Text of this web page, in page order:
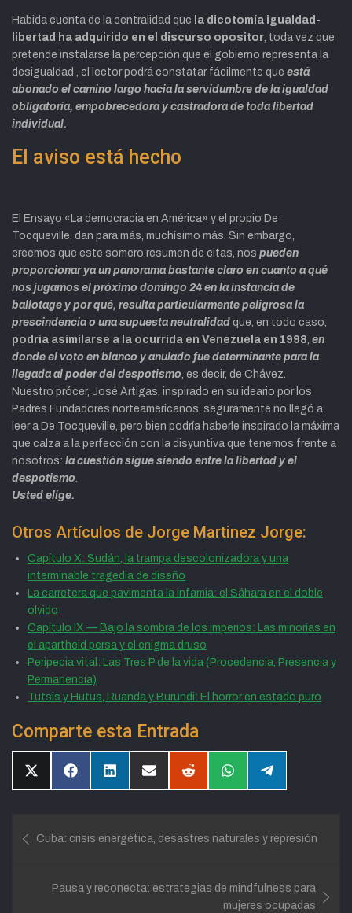
Habida cuenta de la centralidad que la dicotomía igualdad-
libertad ha adquirido en el discurso opositor, toda vez que
pretende instalarse la percepción que el gobierno representa la
desigualdad , el lector podrá constatar fácilmente que está
abonado el camino largo hacia la servidumbre de la igualdad
obligatoria, empobrecedora y castradora de toda libertad
individual.
El aviso está hecho
El Ensayo «La democracia en América» y el propio De
Tocqueville, dan para más, muchísimo más. Sin embargo,
creemos que este somero resumen de citas, nos pueden
proporcionar ya un panorama bastante claro en cuanto a qué
nos jugamos el próximo domingo 24 en la instancia de
ballotage y por qué, resulta particularmente peligrosa la
prescindencia o una supuesta neutralidad que, en todo caso,
podría asimilarse a la ocurrida en Venezuela en 1998, en
donde el voto en blanco y anulado fue determinante para la
llegada al poder del despotismo, es decir, de Chávez.
Nuestro prócer, José Artigas, inspirado en su ideario por los
Padres Fundadores norteamericanos, seguramente no llegó a
leer a De Tocqueville, pero bien podría haberle inspirado la máxima
que calza a la perfección con la disyuntiva que tenemos frente a
nosotros: la cuestión sigue siendo entre la libertad y el
despotismo.
Usted elige.
Otros Artículos de Jorge Martinez Jorge:
Capítulo X: Sudán, la trampa descolonizadora y una
interminable tragedia de diseño
La carretera que pavimenta la infamia: el Sáhara en el doble
olvido
Capítulo IX — Bajo la sombra de los imperios: Las minorías en
el apartheid persa y el enigma druso
Peripecia vital: Las Tres P de la vida (Procedencia, Presencia y
Permanencia)
Tutsis y Hutus, Ruanda y Burundi: El horror en estado puro
Comparte esta Entrada
CompartirCompartirCompartirCompartirCompartirCompartirCompartir
de
Cuba: crisis energética, desastres naturales y represión
Pausa y reconecta: estrategias de mindfulness para
mujeres ocupadas